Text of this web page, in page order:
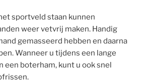
sportveld staan kunnen
weer vetvrij maken. Handig
gemasseerd hebben en daarna
Wanneer u tijdens een lange
een boterham, kunt u ook snel